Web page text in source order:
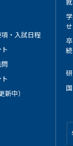
・入試日程
新中）
せ